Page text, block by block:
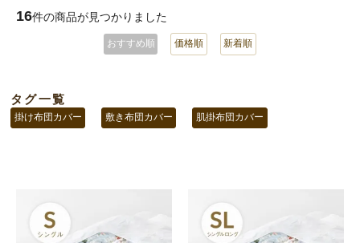
16件の商品が見つかりました
おすすめ順 価格順 新着順
タグ一覧
掛け布団カバー 敷き布団カバー 肌掛布団カバー